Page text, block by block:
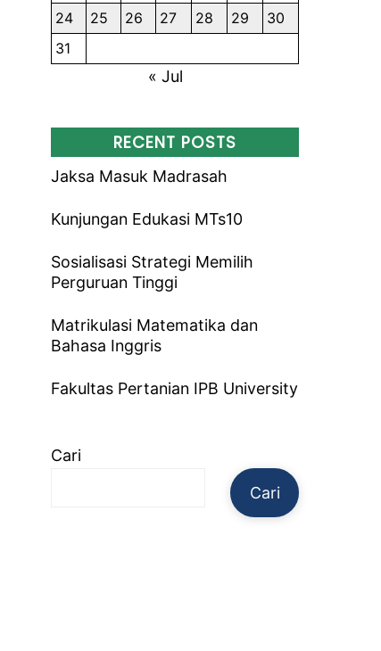
24
25 26 27 28 29
30
31
« Jul
RECENT POSTS
Jaksa Masuk Madrasah
Kunjungan Edukasi MTs10
Sosialisasi Strategi Memilih
Perguruan Tinggi
Matrikulasi Matematika dan
Bahasa Inggris
Fakultas Pertanian IPB University
Cari
Cari